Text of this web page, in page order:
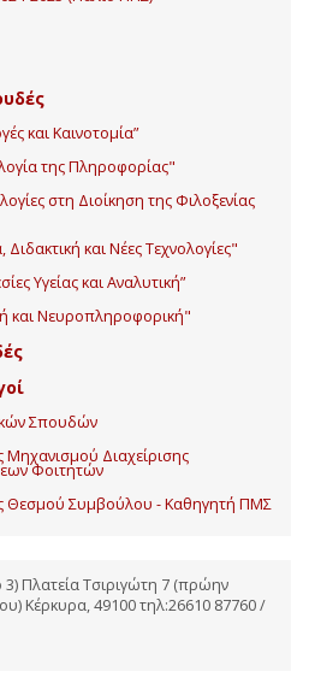
και Καινοτομία”
της Πληροφορίας"
στη Διοίκηση της Φιλοξενίας
και Νέες Τεχνολογίες"
Υγείας και Αναλυτική”
και Νευροπληροφορική"
Σπουδών
Μηχανισμού Διαχείρισης
Φοιτητών
Θεσμού Συμβούλου - Καθηγητή ΠΜΣ
3) Πλατεία Τσιριγώτη 7 (πρώην
Κέρκυρα, 49100 τηλ:26610 87760 /